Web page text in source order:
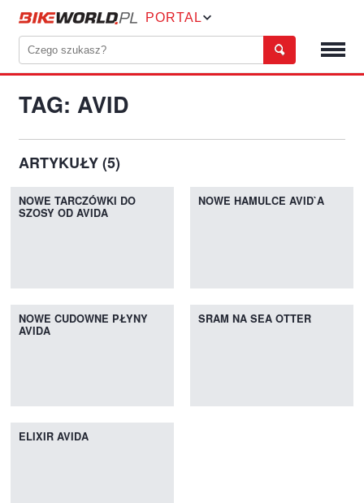
PORTAL
TAG: AVID
ARTYKUŁY (5)
NOWE TARCZÓWKI DO
SZOSY OD AVIDA
NOWE HAMULCE AVID`A
NOWE CUDOWNE PŁYNY
AVIDA
SRAM NA SEA OTTER
ELIXIR AVIDA